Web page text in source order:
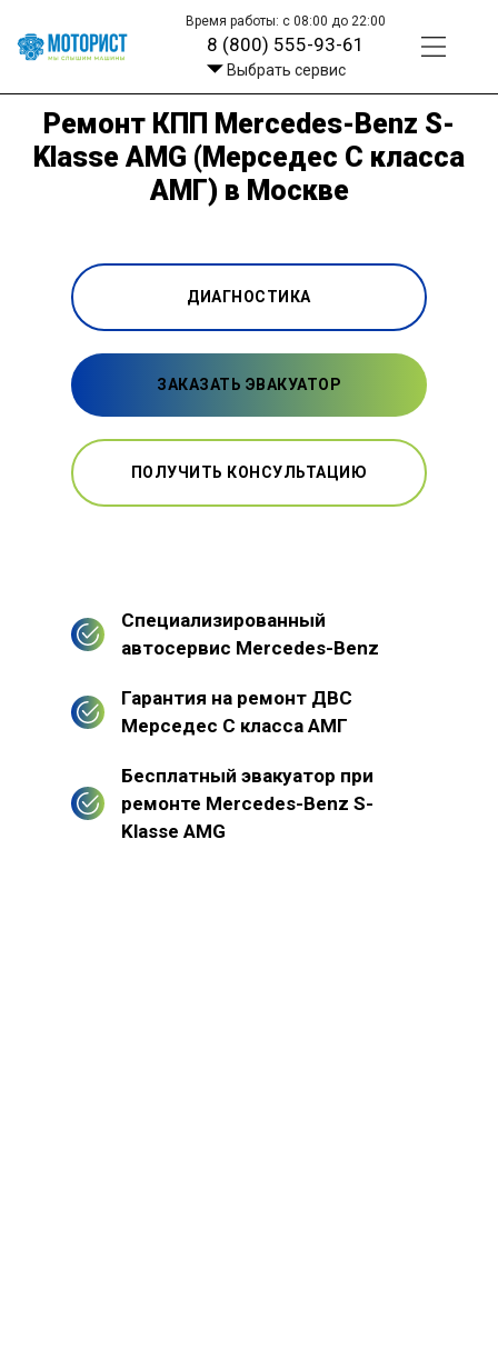
Время работы: с 08:00 до 22:00
8 (800) 555-93-61
Выбрать сервис
Ремонт КПП Mercedes-Benz S-
Klasse AMG (Мерседес С класса
АМГ) в Москве
ДИАГНОСТИКА
ЗАКАЗАТЬ ЭВАКУАТОР
ПОЛУЧИТЬ КОНСУЛЬТАЦИЮ
Специализированный
автосервис Mercedes-Benz
Гарантия на ремонт ДВС
Мерседес С класса АМГ
Бесплатный эвакуатор при
ремонте Mercedes-Benz S-
Klasse AMG